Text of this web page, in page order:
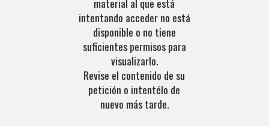
intentando acceder no está
disponible o no tiene
suficientes permisos para
visualizarlo.
Revise el contenido de su
petición o intentélo de
nuevo más tarde.